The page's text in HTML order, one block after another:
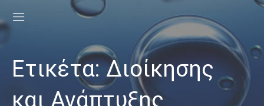
Ετικέτα:Διοίκησης
και Ανάπτυξης